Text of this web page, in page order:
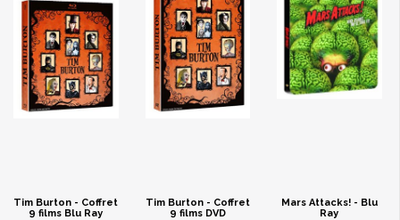
Tim Burton - Coffret
9 films Blu Ray
Tim Burton - Coffret
9 films DVD
Mars Attacks! - Blu
Ray